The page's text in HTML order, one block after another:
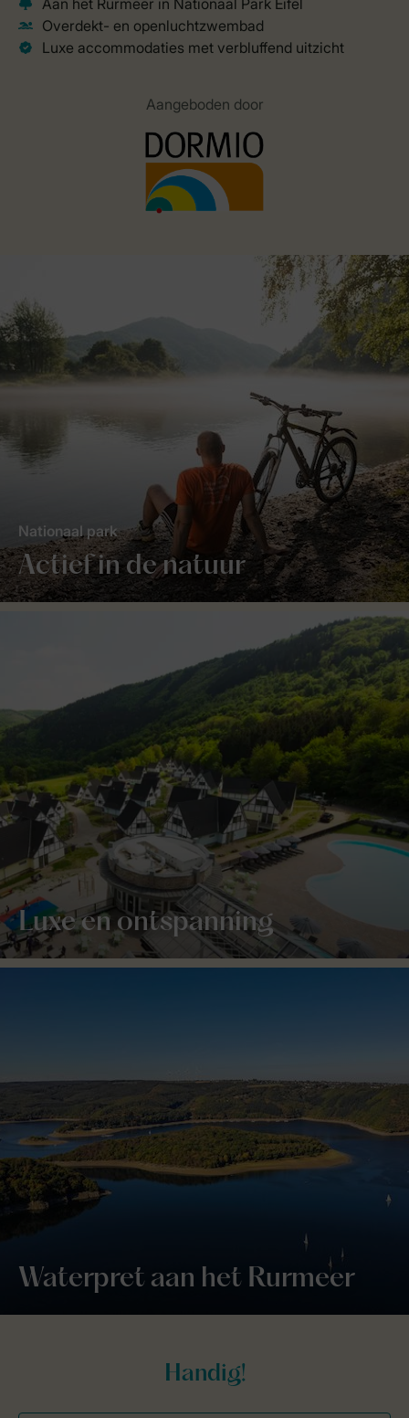
Aangeboden door
Actief in de natuur
Nationaal park
Luxe en ontspanning
Waterpret aan het Rurmeer
Handig!